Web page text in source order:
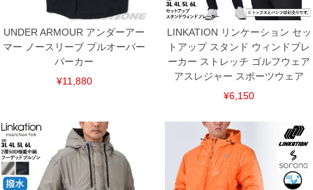
UNDER ARMOUR アンダーアー
マー ノースリーブ プルオーバー
パーカー
¥11,880
LINKATION リンケーション セッ
トアップ スタンド ウィンドブレ
ーカー ストレッチ ゴルフウェア
アスレジャー スポーツウェア
¥6,150